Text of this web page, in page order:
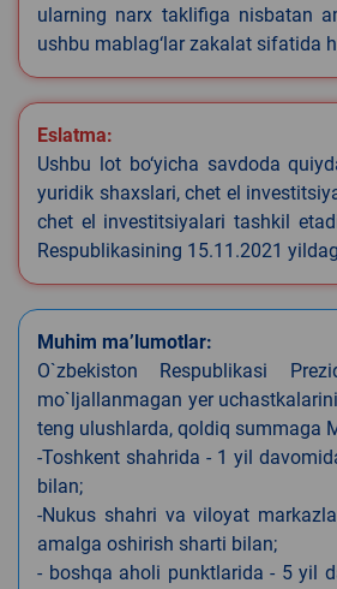
ularning narx taklifiga nisbatan
ushbu mablag‘lar zakalat sifatida
Eslatma:
Ushbu lot bo‘yicha savdoda
yuridik shaxslari, chet el
chet el investitsiyalari tashkil
Respublikasining 15.11.2021
Muhim ma’lumotlar:
O`zbekiston Respublikasi
mo`ljallanmagan yer
teng ulushlarda, qoldiq summaga
-Toshkent shahrida - 1 yil
bilan;
-Nukus shahri va viloyat
amalga oshirish sharti bilan;
- boshqa aholi punktlarida - 5 yil